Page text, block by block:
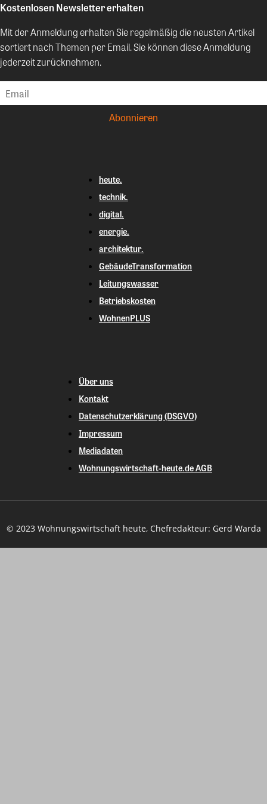
Kostenlosen Newsletter erhalten
Mit der Anmeldung erhalten Sie regelmäßig die neusten Artikel
sortiert nach Themen per Email. Sie können diese Anmeldung
jederzeit zurücknehmen.
heute.
technik.
digital.
energie.
architektur.
GebäudeTransformation
Leitungswasser
Betriebskosten
WohnenPLUS
Über uns
Kontakt
Datenschutzerklärung (DSGVO)
Impressum
Mediadaten
Wohnungswirtschaft-heute.de AGB
© 2023 Wohnungswirtschaft heute, Chefredakteur: Gerd Warda